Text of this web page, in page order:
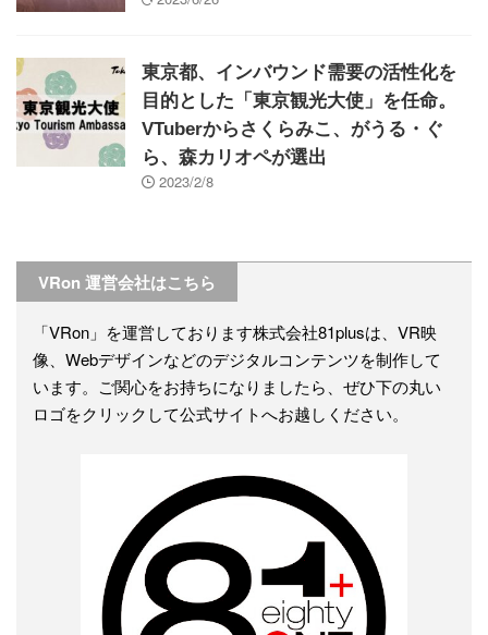
東京都、インバウンド需要の活性化を
目的とした「東京観光大使」を任命。
VTuberからさくらみこ、がうる・ぐ
ら、森カリオペが選出
2023/2/8
VRon 運営会社はこちら
「VRon」を運営しております株式会社81plusは、VR映
像、Webデザインなどのデジタルコンテンツを制作して
います。ご関心をお持ちになりましたら、ぜひ下の丸い
ロゴをクリックして公式サイトへお越しください。